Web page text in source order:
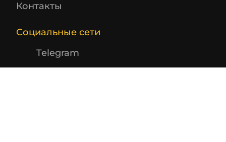
Контакты
Социальные сети
Telegram